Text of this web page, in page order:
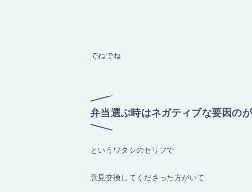
でねでね
弁当選ぶ時はネガティブな要因の
というワタシのセリフで
意見交換してくださった方がいて